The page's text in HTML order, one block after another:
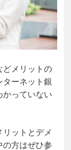
どメリットの
ターネット銀
かっていない
ットとデメ
の方はぜひ参